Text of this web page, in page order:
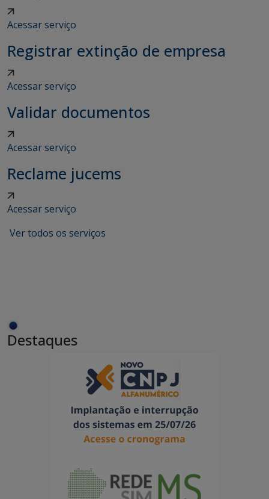
Acessar serviço
Registrar extinção de empresa
Acessar serviço
Validar documentos
Acessar serviço
Reclame jucems
Acessar serviço
Ver todos os serviços
Destaques